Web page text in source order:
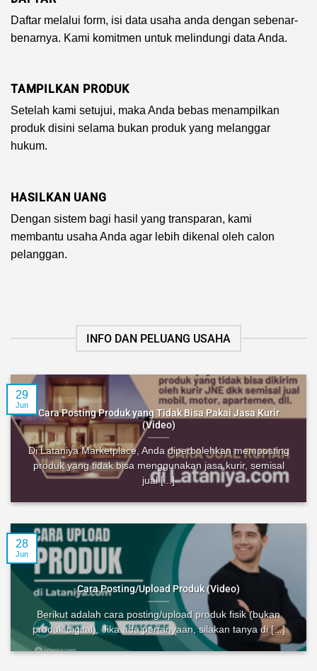
Daftar melalui form, isi data usaha anda dengan sebenar-
benarnya. Kami komitmen untuk melindungi data Anda.
TAMPILKAN PRODUK
Setelah kami setujui, maka Anda bebas menampilkan
produk disini selama bukan produk yang melanggar
hukum.
HASILKAN UANG
Dengan sistem bagi hasil yang transparan, kami
membantu usaha Anda agar lebih dikenal oleh calon
pelanggan.
INFO DAN PELUANG USAHA
Cara Posting Produk yang Tidak Bisa Pakai Jasa Kurir
(Video)
Di Lataniya Marketplace, Anda diperbolehkan memposting
produk yang tidak bisa menggunakan jasa kurir, semisal
jual [...]
29
Jun
Cara Posting/Upload Produk (Video)
Berikut adalah cara posting/upload produk fisik (bukan
produk digital). Jika ada pertanyaan, silakan tanya di [...]
28
Jun